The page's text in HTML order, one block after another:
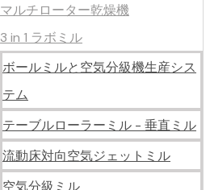
マルチローター乾燥機
3 in 1 ラボミル
ボールミルと空気分級機生産シス
テム
テーブルローラーミル - 垂直ミル
流動床対向空気ジェットミル
空気分級ミル